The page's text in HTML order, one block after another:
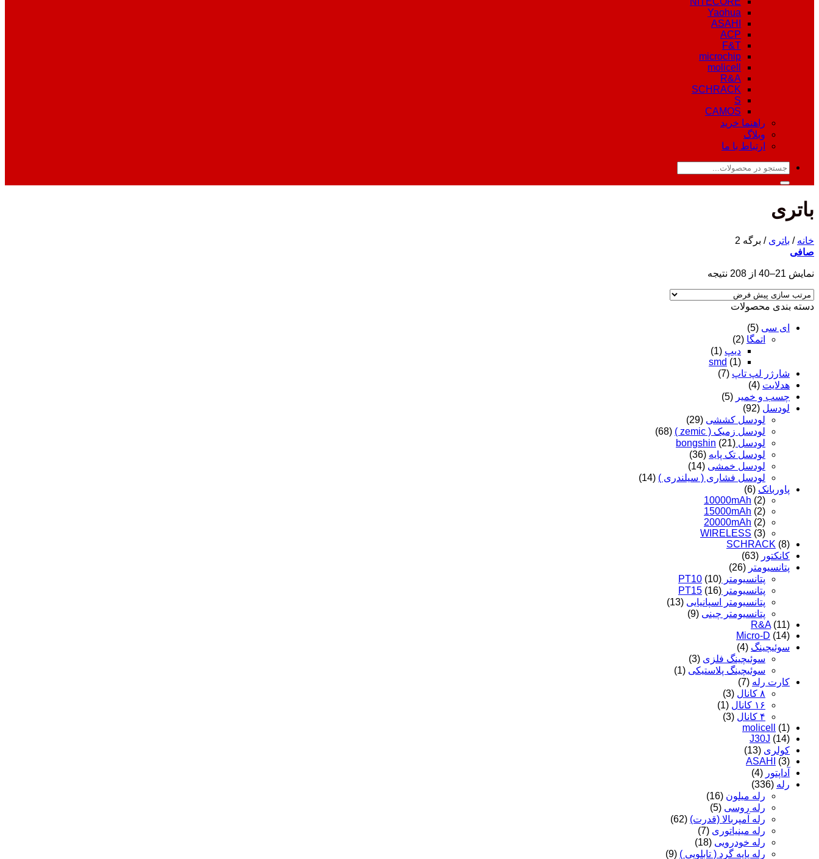
Yaohua
ASAHI
ACP
F&T
microchip
molicell
R&A
SCHRACK
S
CAMOS
راهنما خرید
وبلاگ
ارتباط با ما
جستجو
باتری
خانه / باتری / برگه 2
صافی
نمایش 21–40 از 208 نتیجه
دسته‌ بندی محصولات
ای سی (5)
اتمگا (2)
دیپ (1)
smd (1)
شارژر لپ تاپ (7)
هدلایت (4)
چسب و خمیر (5)
لودسل (92)
لودسل کششی (29)
لودسل زمیک ( zemic )
(68)
لودسل bongshin (21)
لودسل تک پایه (36)
لودسل خمشی (14)
لودسل فشاری ( سیلندری ) (14)
پاوربانک (6)
10000mAh (2)
15000mAh (2)
20000mAh (2)
WIRELESS (3)
SCHRACK (8)
کانکتور (63)
پتانسیومتر (26)
پتانسیومتر PT10 (10)
پتانسیومتر PT15 (16)
پتانسیومتر اسپانیایی (13)
پتانسیومتر چینی (9)
R&A (11)
Micro-D (14)
سوئیچینگ (4)
سوئیچینگ فلزی (3)
سوئیچینگ پلاستیکی (1)
کارت رله (7)
۸ کانال
(3)
۱۶ کانال
(1)
۴ کانال
(3)
molicell
(1)
J30J (14)
کولری (13)
ASAHI
(3)
آداپتور (4)
رله (336)
رله میلون (16)
رله روسی (5)
رله آمپربالا (قدرت) (62)
رله مینیاتوری (7)
رله خودرویی (18)
رله پایه گرد ( تابلویی ) (9)